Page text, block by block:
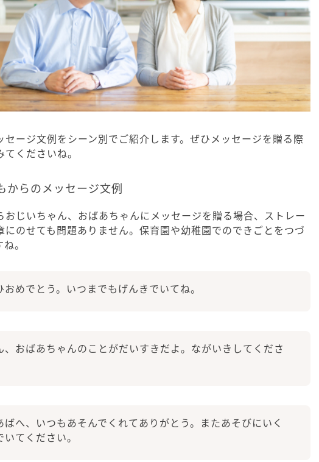
セージ文例をシーン別でご紹介します。ぜひメッセージを贈る際
くださいね。
からのメッセージ文例
おじいちゃん、おばあちゃんにメッセージを贈る場合、ストレー
にのせても問題ありません。保育園や幼稚園でのできごとをつづ
。
おめでとう。いつまでもげんきでいてね。
、おばあちゃんのことがだいすきだよ。ながいきしてくださ
ばへ、いつもあそんでくれてありがとう。またあそびにいく
てください。